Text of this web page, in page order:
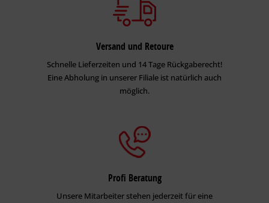
Versand und Retoure
Schnelle Lieferzeiten und 14 Tage Rückgaberecht!
Eine Abholung in unserer Filiale ist natürlich auch
möglich.
Profi Beratung
Unsere Mitarbeiter stehen jederzeit für eine